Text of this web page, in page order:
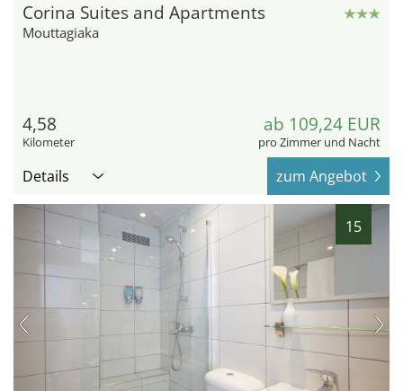
Corina Suites and Apartments
Mouttagiaka
4,58
Kilometer
ab 109,24 EUR
pro Zimmer und Nacht
Details zum Angebot
15